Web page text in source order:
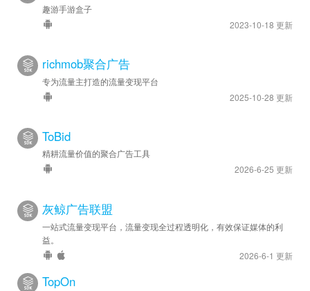
趣游手游盒子
2023-10-18 更新
richmob聚合广告
专为流量主打造的流量变现平台
2025-10-28 更新
ToBid
精耕流量价值的聚合广告工具
2026-6-25 更新
灰鲸广告联盟
一站式流量变现平台，流量变现全过程透明化，有效保证媒体的利
益。
2026-6-1 更新
TopOn